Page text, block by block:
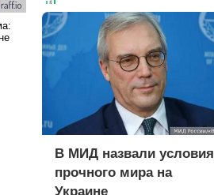
В МИД назвали условия
прочного мира на
Украине